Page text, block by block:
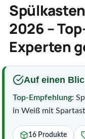
Mode
Wohnen
Service
2026 –
Experten
Auf einen
Top-Empfehlung:
in Weiß mit
16 Produkte